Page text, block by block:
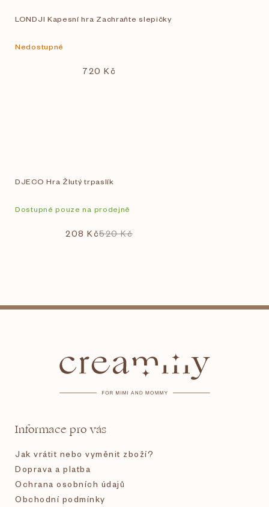
LONDJI Kapesní hra Zachraňte slepičky
Nedostupné
720 Kč
DJECO Hra Žlutý trpaslík
Dostupné pouze na prodejně
208 Kč520 Kč
Informace pro vás
Jak vrátit nebo vyměnit zboží?
Doprava a platba
Ochrana osobních údajů
Obchodní podmínky